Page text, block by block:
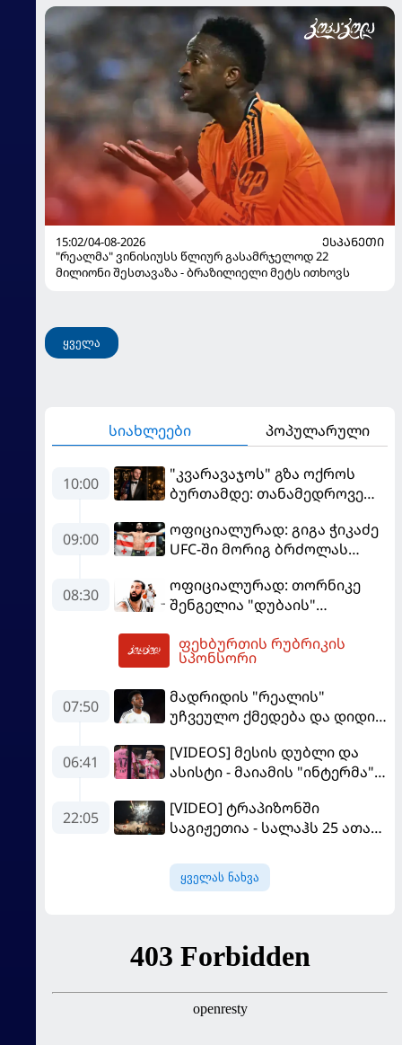
15:02/04-08-2026
ᲔᲡᲞᲐᲜᲔᲗᲘ
"რეალმა" ვინისიუსს წლიურ გასამრჯელოდ 22
მილიონი შესთავაზა - ბრაზილიელი მეტს ითხოვს
ყველა
სიახლეები პოპულარული
10:00
"კვარავაჯოს" გზა ოქროს
ბურთამდე: თანამედროვე
09:00
ოფიციალურად: გიგა ჭიკაძე
UFC-ში მორიგ ბრძოლას
08:30
ოფიციალურად: თორნიკე
შენგელია "დუბაის"
ფეხბურთის რუბრიკის
სპონსორი
07:50
მადრიდის "რეალის"
უჩვეულო ქმედება და დიდი
მომავალი გადაწყდა
06:41
[VIDEOS] მესის დუბლი და
ასისტი - მაიამის "ინტერმა"
22:05
[VIDEO] ტრაპიზონში
საგიჟეთია - სალაჰს 25 ათასი
ყველას ნახვა